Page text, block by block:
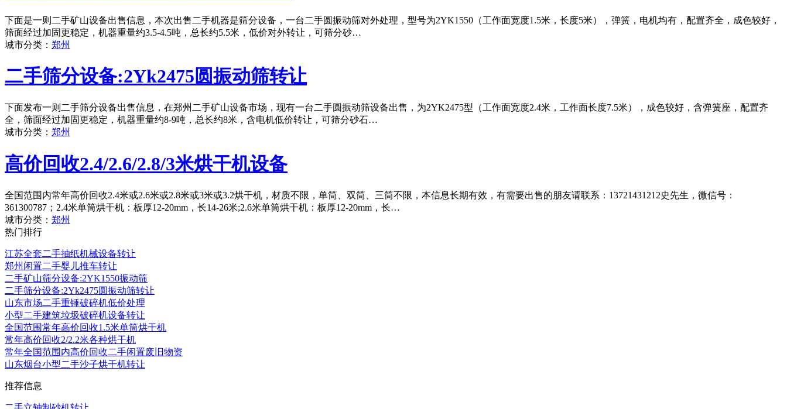
下面是一则二手矿山设备出售信息，本次出售二手机器是筛分设备，一台二手圆振动筛对外处理，型号为2YK1550（工作面宽度1.5米，长度5米），弹簧，电机均有，配置齐全，成色较好，
筛面经过加固更稳定，机器重量约3.5-4.5吨，总长约5.5米，低价对外转让，可筛分砂…
城市分类： 郑州
二手筛分设备:2Yk2475圆振动筛转让
下面发布一则二手筛分设备出售信息，在郑州二手矿山设备市场，现有一台二手圆振动筛设备出售，为2YK2475型（工作面宽度2.4米，工作面长度7.5米），成色较好，含弹簧座，配置齐
全，筛面经过加固更稳定，机器重量约8-9吨，总长约8米，含电机低价转让，可筛分砂石…
城市分类： 郑州
高价回收2.4/2.6/2.8/3米烘干机设备
全国范围内常年高价回收2.4米或2.6米或2.8米或3米或3.2烘干机，材质不限，单筒、双筒、三筒不限，本信息长期有效，有需要出售的朋友请联系：13721431212史先生，微信号：
361300787；2.4米单筒烘干机：板厚12-20mm，长14-26米;2.6米单筒烘干机：板厚12-20mm，长…
城市分类： 郑州
热门排行
江苏全套二手抽纸机械设备转让
郑州闲置二手婴儿推车转让
二手矿山筛分设备:2YK1550振动筛
二手筛分设备:2Yk2475圆振动筛转让
山东市场二手重锤破碎机低价处理
小型二手建筑垃圾破碎机设备转让
全国范围常年高价回收1.5米单筒烘干机
常年高价回收2/2.2米各种烘干机
常年全国范围内高价回收二手闲置废旧物资
山东烟台小型二手沙子烘干机转让
推荐信息